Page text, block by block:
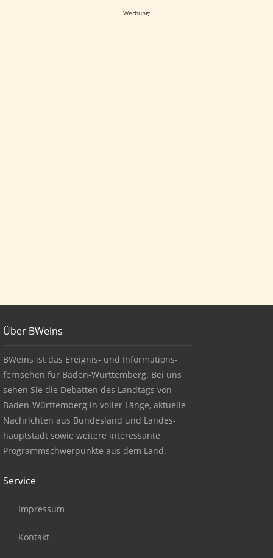
Werbung:
About BWeins
Über BWeins
BWeins ist das Ereignis- und Informations-
fernsehen für Baden-Württemberg. Bei uns
sehen Sie die Debatten des Landtags von
Baden-Württemberg in voller Länge, aktuelle
Nachrichten aus Bundesland und Landes-
hauptstadt sowie weitere interessante
Programmschwerpunkte aus dem Land.
Service
Impressum
Kontakt